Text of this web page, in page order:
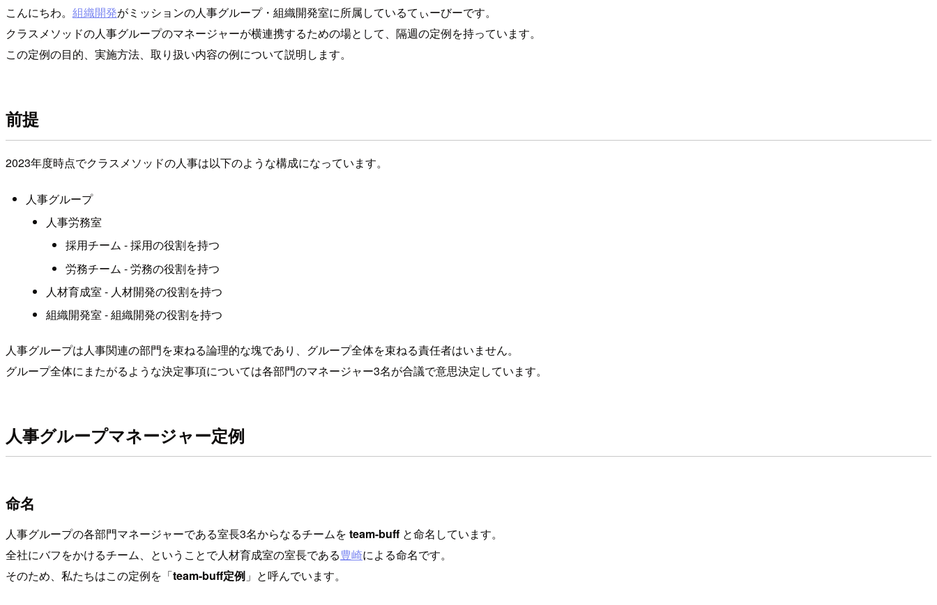
こんにちわ。 組織開発がミッションの人事グループ・組織開発室に所属しているてぃーびーです。
クラスメソッドの人事グループのマネージャーが横連携するための場として、隔週の定例を持っています。
この定例の目的、実施方法、取り扱い内容の例について説明します。
前提
2023年度時点でクラスメソッドの人事は以下のような構成になっています。
人事グループ
人事労務室
採用チーム - 採用の役割を持つ
労務チーム - 労務の役割を持つ
人材育成室 - 人材開発の役割を持つ
組織開発室 - 組織開発の役割を持つ
人事グループは人事関連の部門を束ねる論理的な塊であり、グループ全体を束ねる責任者はいません。
グループ全体にまたがるような決定事項については各部門のマネージャー3名が合議で意思決定しています。
人事グループマネージャー定例
命名
人事グループの各部門マネージャーである室長3名からなるチームを team-buff と命名しています。
全社にバフをかけるチーム、ということで人材育成室の室長である豊崎による命名です。
そのため、私たちはこの定例を「team-buff定例 」と呼んでいます。